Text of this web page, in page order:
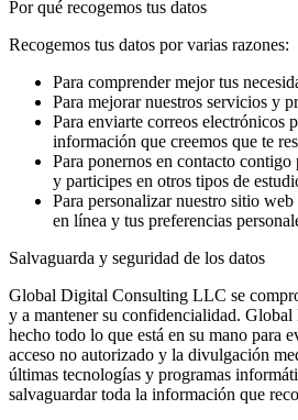
Por qué recogemos tus datos
Recogemos tus datos por varias razones:
Para comprender mejor tus
Para mejorar nuestros servicios y
Para enviarte correos electrónicos
información que creemos que te
Para ponernos en contacto contigo
y participes en otros tipos de
Para personalizar nuestro sitio
en línea y tus preferencias
Salvaguarda y seguridad de los datos
Global Digital Consulting LLC se
y a mantener su confidencialidad.
hecho todo lo que está en su mano para
acceso no autorizado y la divulgación
últimas tecnologías y programas
salvaguardar toda la información que